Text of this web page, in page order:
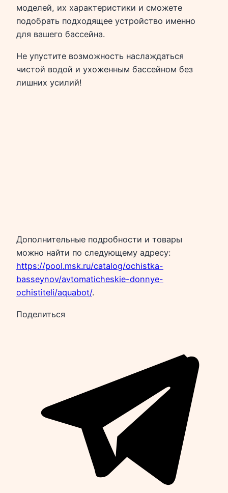
моделей, их характеристики и сможете
подобрать подходящее устройство именно
для вашего бассейна.
Не упустите возможность наслаждаться
чистой водой и ухоженным бассейном без
лишних усилий!
Дополнительные подробности и товары
можно найти по следующему адресу:
https://pool.msk.ru/catalog/ochistka-
basseynov/avtomaticheskie-donnye-
ochistiteli/aquabot/.
Поделиться